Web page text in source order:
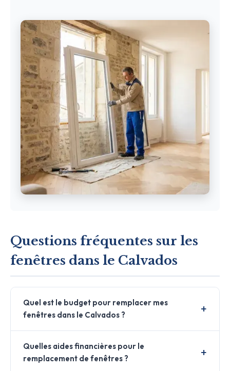
Questions fréquentes sur les
fenêtres dans le Calvados
Quel est le budget pour remplacer mes
fenêtres dans le Calvados ?
Quelles aides financières pour le
remplacement de fenêtres ?